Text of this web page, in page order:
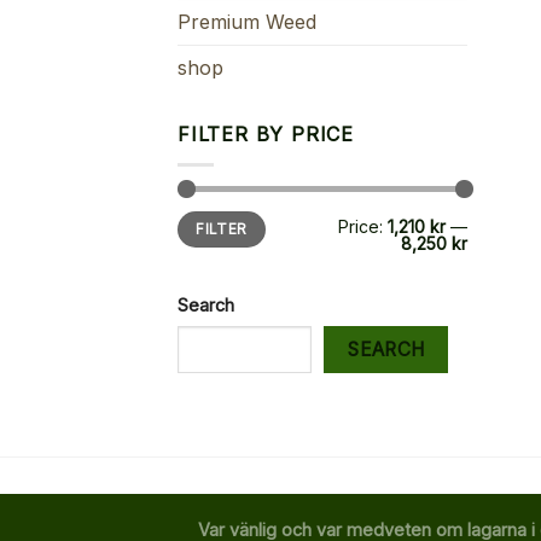
Premium Weed
shop
FILTER BY PRICE
Min
price
Max
priceFILTER Price: 1,210 kr—
8,250 kr
Search
SEARCH
Var vänlig och var medveten om lagarna